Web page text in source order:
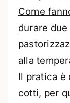
Come
durare due
alla
Il pratica è
cotti, per